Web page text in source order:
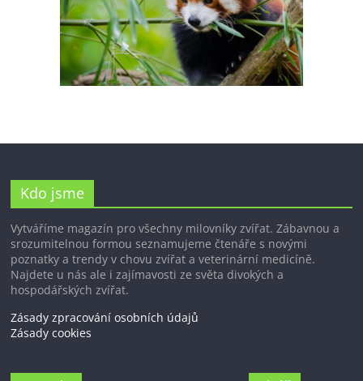
Kdo jsme
Vytváříme magazín pro všechny milovníky zvířat. Zábavnou a
srozumitelnou formou seznamujeme čtenáře s novými
poznatky a trendy v chovu zvířat a veterinární medicíně.
Najdete u nás ale i zajímavosti ze světa divokých a
hospodářských zvířat.
Zásady zpracování osobních údajů
Zásady cookies